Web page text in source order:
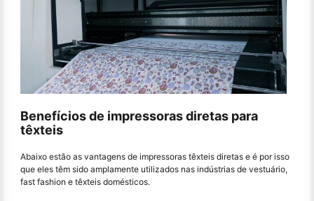
Benefícios de impressoras diretas para
têxteis
Abaixo estão as vantagens de impressoras têxteis diretas e é por isso
que eles têm sido amplamente utilizados nas indústrias de vestuário,
fast fashion e têxteis domésticos.